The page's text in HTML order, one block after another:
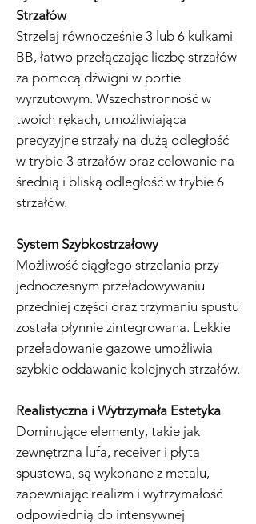
Strzałów
Strzelaj równocześnie 3 lub 6 kulkami
BB, łatwo przełączając liczbę strzałów
za pomocą dźwigni w portie
wyrzutowym. Wszechstronność w
twoich rękach, umożliwiająca
precyzyjne strzały na dużą odległość
w trybie 3 strzałów oraz celowanie na
średnią i bliską odległość w trybie 6
strzałów.
System Szybkostrzałowy
Możliwość ciągłego strzelania przy
jednoczesnym przeładowywaniu
przedniej części oraz trzymaniu spustu
została płynnie zintegrowana. Lekkie
przeładowanie gazowe umożliwia
szybkie oddawanie kolejnych strzałów.
Realistyczna i Wytrzymała Estetyka
Dominujące elementy, takie jak
zewnętrzna lufa, receiver i płyta
spustowa, są wykonane z metalu,
zapewniając realizm i wytrzymałość
odpowiednią do intensywnej